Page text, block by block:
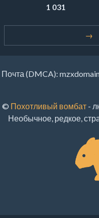
1 031
→
Почта (DMCA):
© Похотливый вомбат-
Необычное, редкое,